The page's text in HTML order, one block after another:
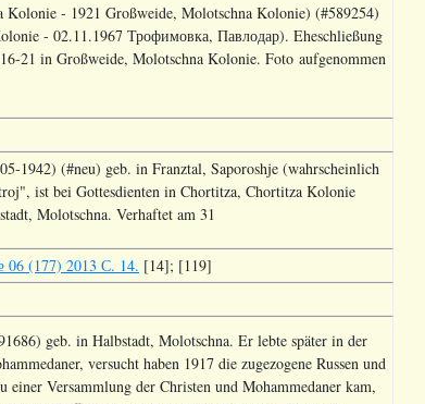
Kolonie - 1921 Großweide, Molotschna Kolonie) (#589254)
- 02.11.1967 Трофимовка, Павлодар). Eheschließung
21 in Großweide, Molotschna Kolonie. Foto aufgenommen
1942) (#neu) geb. in Franztal, Saporoshje (wahrscheinlich
ist bei Gottesdienten in Chortitza, Chortitza Kolonie
Molotschna. Verhaftet am 31
06 (177) 2013 С. 14. [14]; [119]
geb. in Halbstadt, Molotschna. Er lebte später in der
versucht haben 1917 die zugezogene Russen und
einer Versammlung der Christen und Mohammedaner kam,